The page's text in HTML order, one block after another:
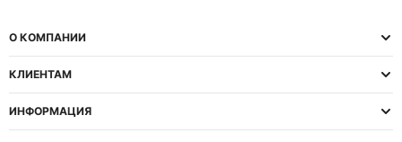
О КОМПАНИИ
КЛИЕНТАМ
ИНФОРМАЦИЯ